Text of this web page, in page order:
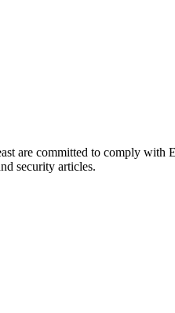
are committed to comply
security articles.